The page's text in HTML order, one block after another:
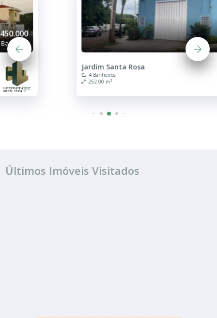
R$ 500.000
Barracão
Jardim Santa Rosa
4 Banheiros
252.00 m²
Últimos Imóveis Visitados